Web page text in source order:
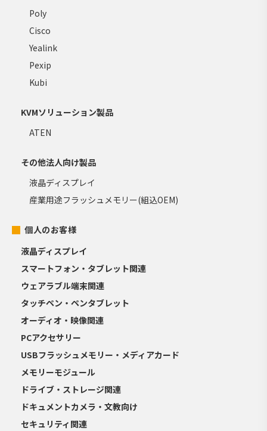
Poly
Cisco
Yealink
Pexip
Kubi
KVMソリューション製品
ATEN
その他法人向け製品
液晶ディスプレイ
産業用途フラッシュメモリー(組込OEM)
個人のお客様
液晶ディスプレイ
スマートフォン・タブレット関連
ウェアラブル端末関連
タッチペン・ペンタブレット
オーディオ・映像関連
PCアクセサリー
USBフラッシュメモリー・メディアカード
メモリーモジュール
ドライブ・ストレージ関連
ドキュメントカメラ・文教向け
セキュリティ関連